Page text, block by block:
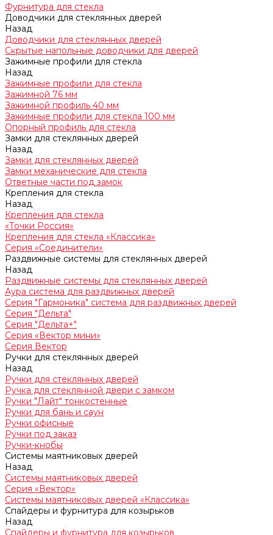
Фурнитура для стекла
Доводчики для стеклянных дверей
Назад
Доводчики для стеклянных дверей
Скрытые напольные доводчики для дверей
Зажимные профили для стекла
Назад
Зажимные профили для стекла
Зажимной 76 мм
Зажимной профиль 40 мм
Зажимные профили для стекла 100 мм
Опорный профиль для стекла
Замки для стеклянных дверей
Назад
Замки для стеклянных дверей
Замки механические для стекла
Ответные части под замок
Крепления для стекла
Назад
Крепления для стекла
«Точки Россия»
Крепления для стекла «Классика»
Серия «Соединители»
Раздвижные системы для стеклянных дверей
Назад
Раздвижные системы для стеклянных дверей
Аура система для раздвижных дверей
Серия "Гармоника" система для раздвижных дверей
Серия "Дельта"
Серия "Дельта+"
Серия «Вектор мини»
Серия Вектор
Ручки для стеклянных дверей
Назад
Ручки для стеклянных дверей
Ручка для стеклянной двери с замком
Ручки "Лайт" тонкостенные
Ручки для бань и саун
Ручки офисные
Ручки под заказ
Ручки-кнобы
Системы маятниковых дверей
Назад
Системы маятниковых дверей
Серия «Вектор»
Системы маятниковых дверей «Классика»
Спайдеры и фурнитура для козырьков
Назад
Спайдеры и фурнитура для козырьков